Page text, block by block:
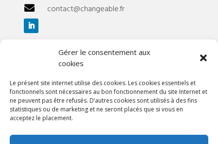
Gérer le consentement aux
cookies
Le présent site internet utilise des cookies. Les cookies essentiels et
fonctionnels sont nécessaires au bon fonctionnement du site Internet et
ne peuvent pas être refusés. D’autres cookies sont utilisés à des fins
statistiques ou de marketing et ne seront placés que si vous en
acceptez le placement.
 contact@changeable.fr
Liens utiles
Références
Nos webinaires
Nos événements
Blog